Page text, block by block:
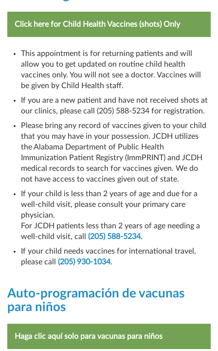
Click here for Child Health Vaccines (shots) Only
This appointment is for returning patients and will
allow you to get updated on routine child health
vaccines only. You will not see a doctor. Vaccines will
be given by Child Health staff.
If you are a new patient and have not received shots at
our clinics, please call (205) 588-5234 for registration.
Please bring any record of vaccines given to your child
that you may have in your possession. JCDH utilizes
the Alabama Department of Public Health
Immunization Patient Registry (ImmPRINT) and JCDH
medical records to search for vaccines given. We do
not have access to vaccines given out of state.
If your child is less than 2 years of age and due for a
well-child visit, please consult your primary care
physician.
For JCDH patients less than 2 years of age needing a
well-child visit, call (205) 588-5234.
If your child needs vaccines for international travel,
please call (205) 930-1034.
Auto-programación de vacunas
para niños
Haga clic aquí solo para vacunas para niños